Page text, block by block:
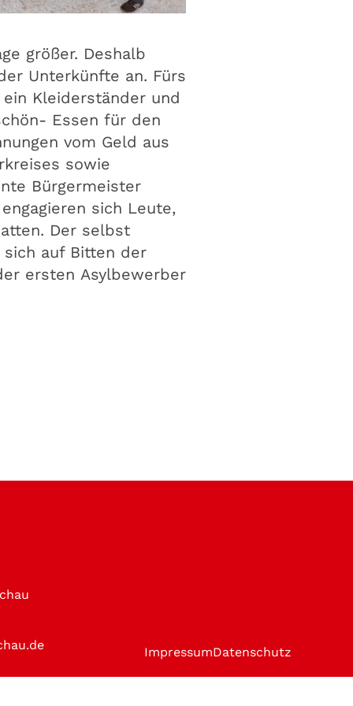
größer. Deshalb
Unterkünfte an. Fürs
Kleiderständer und
Essen für den
vom Geld aus
sowie
Bürgermeister
sich Leute,
Der selbst
auf Bitten der
ersten Asylbewerber
ImpressumDatenschutz